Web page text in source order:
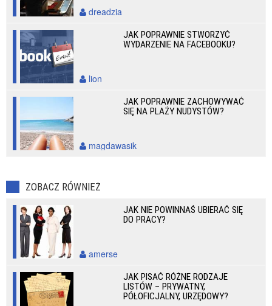
dreadzia
JAK POPRAWNIE STWORZYĆ
WYDARZENIE NA FACEBOOKU?
lion
JAK POPRAWNIE ZACHOWYWAĆ
SIĘ NA PLAŻY NUDYSTÓW?
magdawasik
ZOBACZ RÓWNIEŻ
JAK NIE POWINNAŚ UBIERAĆ SIĘ
DO PRACY?
amerse
JAK PISAĆ RÓŻNE RODZAJE
LISTÓW – PRYWATNY,
PÓŁOFICJALNY, URZĘDOWY?